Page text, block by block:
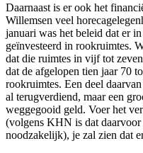
Daarnaast is er ook het
Willemsen veel
januari was het beleid dat er
geïnvesteerd in rookruimtes.
dat die ruimtes in vijf tot
dat de afgelopen tien jaar 70
rookruimtes. Een deel
al terugverdiend, maar een
weggegooid geld. Voer het
(volgens KHN is dat
noodzakelijk), je zal zien dat